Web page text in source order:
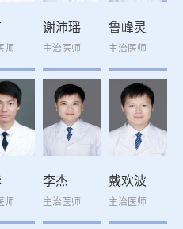
师
谢沛瑶
主治医师
鲁峰灵
主治医师
师
李杰
主治医师
戴欢波
主治医师